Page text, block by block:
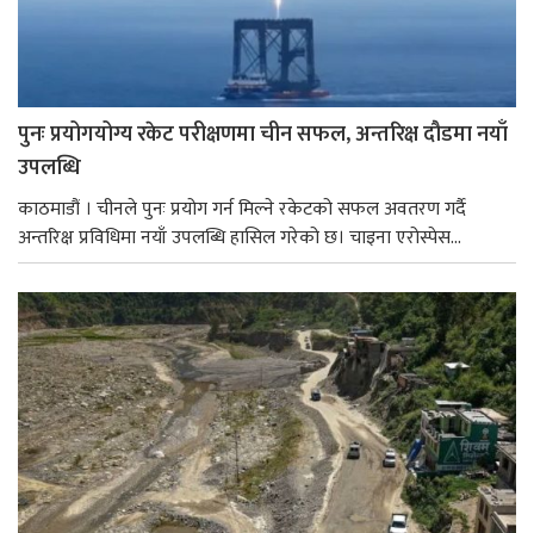
पुनः प्रयोगयोग्य रकेट परीक्षणमा चीन सफल, अन्तरिक्ष दौडमा नयाँ
उपलब्धि
काठमाडौं । चीनले पुनः प्रयोग गर्न मिल्ने रकेटको सफल अवतरण गर्दै
अन्तरिक्ष प्रविधिमा नयाँ उपलब्धि हासिल गरेको छ। चाइना एरोस्पेस...